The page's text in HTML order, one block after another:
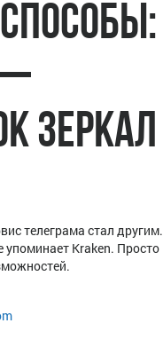
зеркал
телеграма стал другим.
упоминает Kraken. Просто